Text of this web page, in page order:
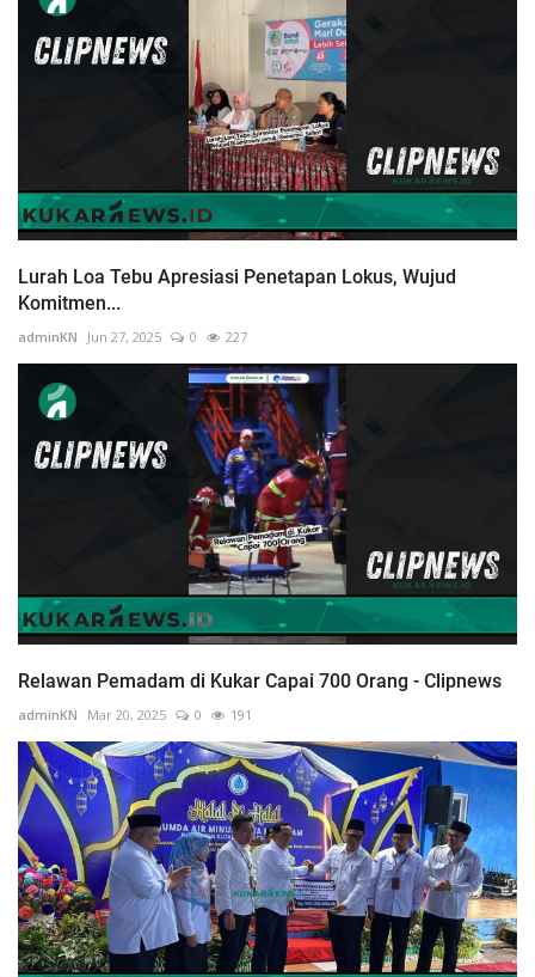
Lurah Loa Tebu Apresiasi Penetapan Lokus, Wujud
Komitmen...
adminKN Jun 27, 2025 0 227
Relawan Pemadam di Kukar Capai 700 Orang - Clipnews
adminKN Mar 20, 2025 0 191